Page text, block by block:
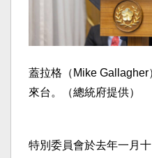
蓋拉格（Mike
來台。（總統府提供）
特別委員會於去年一月